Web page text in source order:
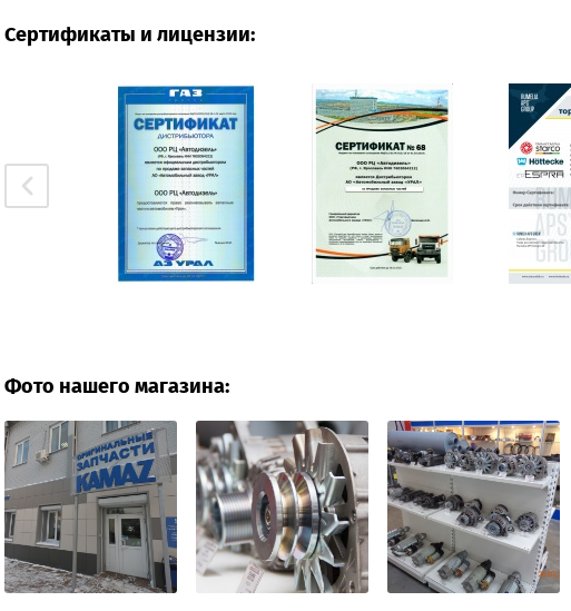
Сертификаты и лицензии:
Фото нашего магазина: